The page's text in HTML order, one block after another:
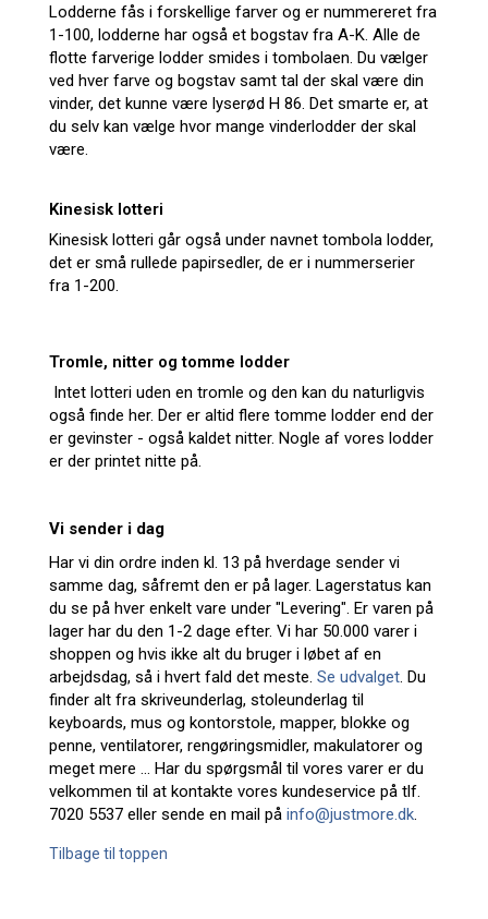
Lodderne fås i forskellige farver og er nummereret fra
1-100, lodderne har også et bogstav fra A-K. Alle de
flotte farverige lodder smides i tombolaen. Du vælger
ved hver farve og bogstav samt tal der skal være din
vinder, det kunne være lyserød H 86. Det smarte er, at
du selv kan vælge hvor mange vinderlodder der skal
være.
Kinesisk lotteri
Kinesisk lotteri går også under navnet tombola lodder,
det er små rullede papirsedler, de er i nummerserier
fra 1-200.
Tromle, nitter og tomme lodder
Intet lotteri uden en tromle og den kan du naturligvis
også finde her. Der er altid flere tomme lodder end der
er gevinster - også kaldet nitter. Nogle af vores lodder
er der printet nitte på.
Vi sender i dag
Har vi din ordre inden kl. 13 på hverdage sender vi
samme dag, såfremt den er på lager. Lagerstatus kan
du se på hver enkelt vare under "Levering". Er varen på
lager har du den 1-2 dage efter. Vi har 50.000 varer i
shoppen og hvis ikke alt du bruger i løbet af en
arbejdsdag, så i hvert fald det meste. Se udvalget. Du
finder alt fra skriveunderlag, stoleunderlag til
keyboards, mus og kontorstole, mapper, blokke og
penne, ventilatorer, rengøringsmidler, makulatorer og
meget mere ... Har du spørgsmål til vores varer er du
velkommen til at kontakte vores kundeservice på tlf.
7020 5537 eller sende en mail på info@justmore.dk.
Tilbage til toppen